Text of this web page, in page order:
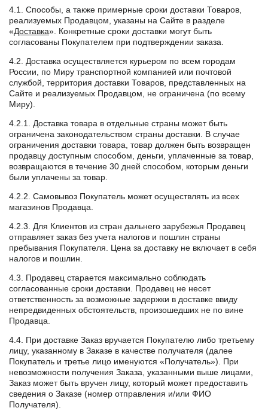
4.1. Способы, а также примерные сроки доставки Товаров,
реализуемых Продавцом, указаны на Сайте в разделе
«Доставка». Конкретные сроки доставки могут быть
согласованы Покупателем при подтверждении заказа.
4.2. Доставка осуществляется курьером по всем городам
России, по Миру транспортной компанией или почтовой
службой, территория доставки Товаров, представленных на
Сайте и реализуемых Продавцом, не ограничена (по всему
Миру).
4.2.1. Доставка товара в отдельные страны может быть
ограничена законодательством страны доставки. В случае
ограничения доставки товара, товар должен быть возвращен
продавцу доступным способом, деньги, уплаченные за товар,
возвращаются в течение 30 дней способом, которым деньги
были уплачены за товар.
4.2.2. Самовывоз Покупатель может осуществлять из всех
магазинов Продавца.
4.2.3. Для Клиентов из стран дальнего зарубежья Продавец
отправляет заказ без учета налогов и пошлин страны
пребывания Покупателя. Цена за доставку не включает в себя
налогов и пошлин.
4.3. Продавец старается максимально соблюдать
согласованные сроки доставки. Продавец не несет
ответственность за возможные задержки в доставке ввиду
непредвиденных обстоятельств, произошедших не по вине
Продавца.
4.4. При доставке Заказ вручается Покупателю либо третьему
лицу, указанному в Заказе в качестве получателя (далее
Покупатель и третье лицо именуются «Получатель»). При
невозможности получения Заказа, указанными выше лицами,
Заказ может быть вручен лицу, который может предоставить
сведения о Заказе (номер отправления и/или ФИО
Получателя).